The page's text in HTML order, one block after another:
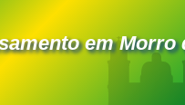
em Morro